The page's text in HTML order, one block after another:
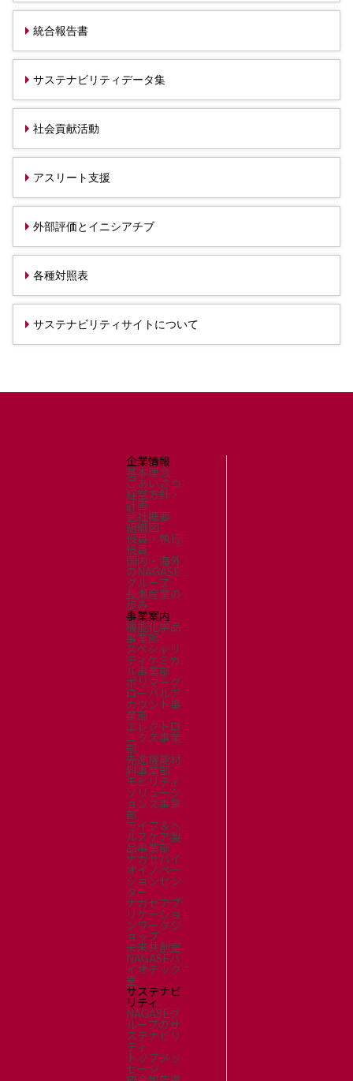
採用情報
新卒採用（総合・事務職）
キャリア採用
NAGASEグループ採用情報
統合報告書
サステナビリティデータ集
社会貢献活動
アスリート支援
外部評価とイニシアチブ
各種対照表
サステナビリティサイトについて
企業情報
基本理念
ごあいさつ
経営方針・
計画
会社概要
組織図
役員・執行
役員
国内・海外
のNAGASE
グループ
長瀬産業の
歩み
事業案内
機能化学品
事業部
スペシャリ
ティケミカ
ル事業部
ポリマーグ
ローバルア
カウント事
業部
エレクトロ
ニクス事業
部
先進機能材
料事業部
モビリティ
ソリューシ
ョンズ事業
部
ライフ＆ヘ
ルスケア製
品事業部
ナガセバイ
オイノベー
ションセン
ター
ナガセアプ
リケーショ
ンワークシ
ョップ
未来共創室
NAGASEバ
イオテック
室
サステナビ
リティ
NAGASEグ
ループのサ
ステナビリ
ティ
トップメッ
セージ